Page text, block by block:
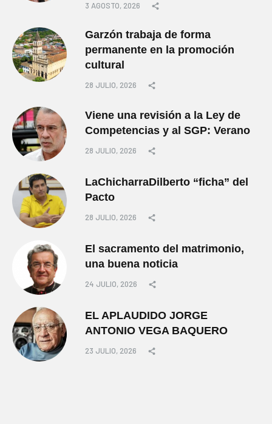
3 AGOSTO, 2026
Garzón trabaja de forma
permanente en la promoción
cultural
28 JULIO, 2026
Viene una revisión a la Ley de
Competencias y al SGP: Verano
28 JULIO, 2026
LaChicharraDilberto “ficha” del
Pacto
28 JULIO, 2026
El sacramento del matrimonio,
una buena noticia
24 JULIO, 2026
EL APLAUDIDO JORGE
ANTONIO VEGA BAQUERO
23 JULIO, 2026